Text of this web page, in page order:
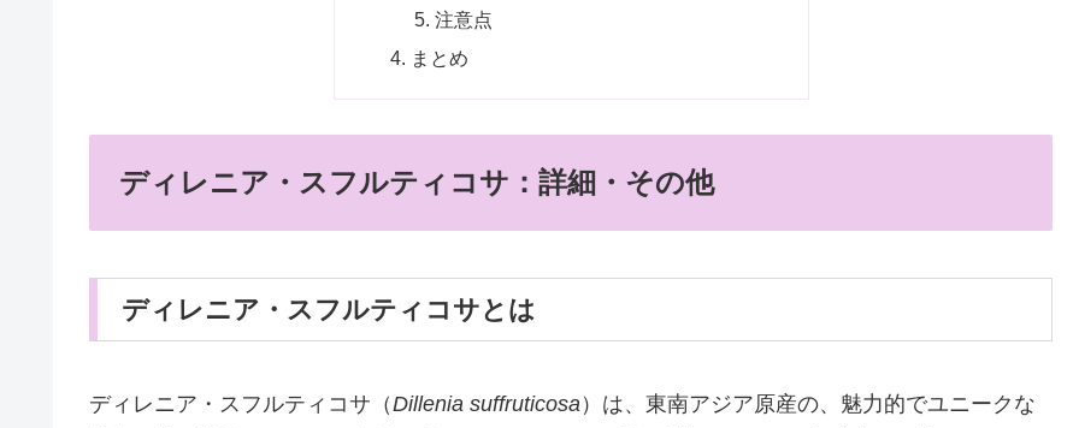
注意点
まとめ
ディレニア・スフルティコサ：詳細・その他
ディレニア・スフルティコサとは
ディレニア・スフルティコサ（Dillenia suffruticosa ）は、東南アジア原産の、魅力的でユニークな